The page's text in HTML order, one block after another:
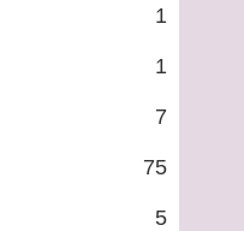
1
1
7
75
5